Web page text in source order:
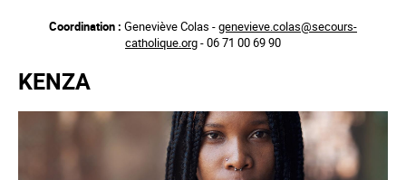
principal
Coordination : Geneviève Colas -genevieve.colas@secours-
catholique.org- 06 71 00 69 90
KENZA